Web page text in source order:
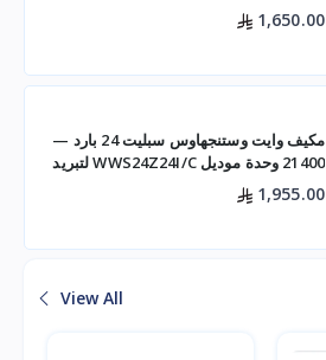
1,650.00
مكيف وايت وستنجهاوس سبليت 24 بارد —
21400 وحدة موديل WWS24Z24I/C لتبريد
فعال للم
1,955.00
View All